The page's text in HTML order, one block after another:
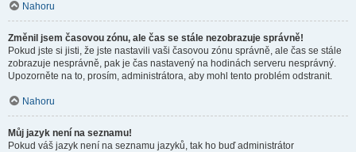
Nahoru
Změnil jsem časovou zónu, ale čas se stále nezobrazuje správně!
Pokud jste si jisti, že jste nastavili vaši časovou zónu správně, ale čas se stále
zobrazuje nesprávně, pak je čas nastavený na hodinách serveru nesprávný.
Upozorněte na to, prosím, administrátora, aby mohl tento problém odstranit.
Nahoru
Můj jazyk není na seznamu!
Pokud váš jazyk není na seznamu jazyků, tak ho buď administrátor